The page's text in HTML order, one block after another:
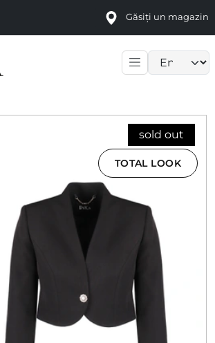
Găsiți un magazin
sold out
TOTAL LOOK